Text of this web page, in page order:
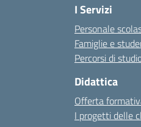
I Servizi
Personale
Famiglie e
Percorsi di
Didattica
Offerta
I progetti delle